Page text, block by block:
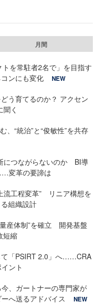
月間
を常駐者2名で」を目指す
ンにも変化
NEW
う育てるのか？ アクセン
く
、“統治”と“俊敏性”を共存
につながらないのか BI導
変革の要諦は
流工程変革” リニア構想を
組織設計
産体制”を確立 開発基盤
短縮
て「PSIRT 2.0」へ……CRA
ント
、ガートナーの専門家が
へ送るアドバイス
NEW